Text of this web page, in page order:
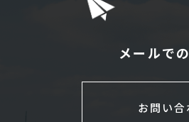
メールで
お問い